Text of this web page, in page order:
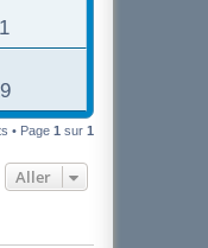
• Page 1 sur 1
Aller